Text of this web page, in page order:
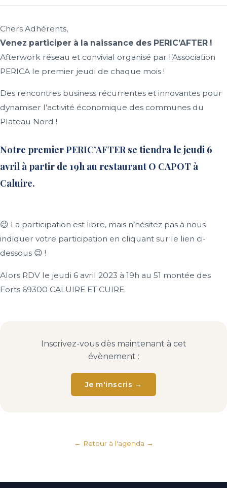
Chers Adhérents,
Venez participer à la naissance des PERIC’AFTER !
Afterwork réseau et convivial organisé par l’Association
PERICA le premier jeudi de chaque mois !
Des rencontres business récurrentes et innovantes pour
dynamiser l’activité économique des communes du
Plateau Nord !
Notre premier PERIC’AFTER se tiendra le jeudi 6
avril à partir de 19h au restaurant O CAPOT à
Caluire.
😉 La participation est libre, mais n’hésitez pas à nous
indiquer votre participation en cliquant sur le lien ci-
dessous 😉 !
Alors RDV le jeudi 6 avril 2023 à 19h au 51 montée des
Forts 69300 CALUIRE ET CUIRE.
Inscrivez-vous dès maintenant à cet
évènement :
Je m'inscris →
← Retour à l'agenda